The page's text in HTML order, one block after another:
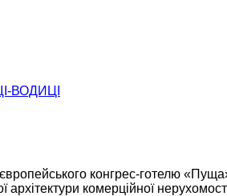
ВОДИЦІ
конгрес-готелю
архітектури комерційної